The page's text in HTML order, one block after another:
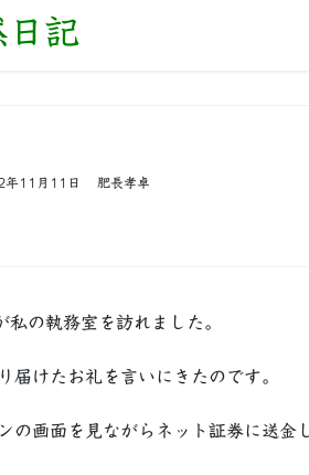
日記
年11月11日 肥長孝卓
の執務室を訪れました。
届けたお礼を言いにきたのです。
画面を見ながらネット証券に送金